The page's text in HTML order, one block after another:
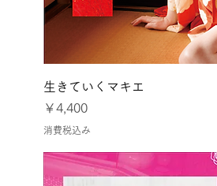
生きていくマキエ
価格
￥4,400
消費税込み